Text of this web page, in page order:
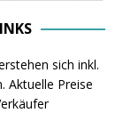
sich inkl.
Aktuelle Preise